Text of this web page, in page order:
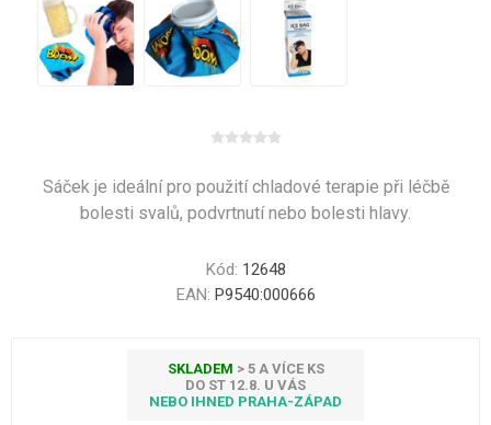
Sáček je ideální pro použití chladové terapie při léčbě
bolesti svalů, podvrtnutí nebo bolesti hlavy.
Kód: 12648
EAN: P9540:000666
SKLADEM > 5 A VÍCE KS
DO ST 12.8. U VÁS
NEBO IHNED PRAHA-ZÁPAD